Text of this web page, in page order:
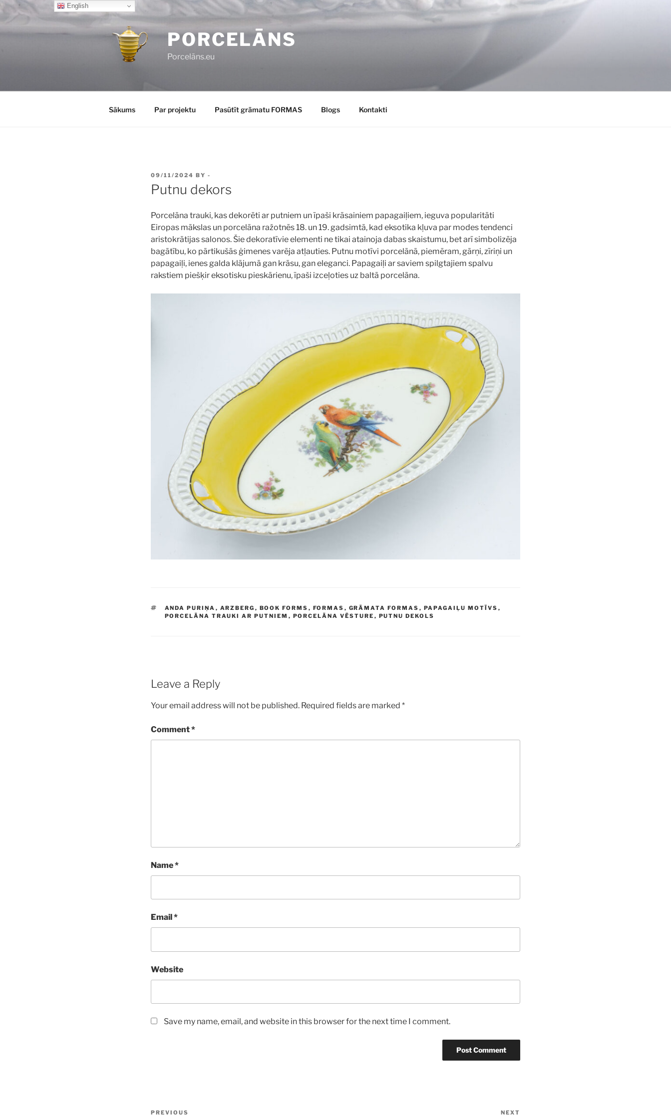
Skip
content
PORCELĀNS
Porcelāns.eu
Sākums Par projektu Pasūtīt grāmatu FORMAS Blogs Kontakti
POSTED
ON
09/11/2024 BY -
Putnu dekors
Porcelāna trauki, kas dekorēti ar putniem un īpaši krāsainiem papagaiļiem, ieguva popularitāti
Eiropas mākslas un porcelāna ražotnēs 18. un 19. gadsimtā, kad eksotika kļuva par modes tendenci
aristokrātijas salonos. Šie dekoratīvie elementi ne tikai atainoja dabas skaistumu, bet arī simbolizēja
bagātību, ko pārtikušās ģimenes varēja atļauties. Putnu motīvi porcelānā, piemēram, gārņi, zīriņi un
papagaiļi, ienes galda klājumā gan krāsu, gan eleganci. Papagaiļi ar saviem spilgtajiem spalvu
rakstiem piešķir eksotisku pieskārienu, īpaši izceļoties uz baltā porcelāna.
TAGS
ANDA PURIŅA , ARZBERG , BOOK FORMS , FORMAS , GRĀMATA FORMAS , PAPAGAIĻU MOTĪVS ,
PORCELĀNA TRAUKI AR PUTNIEM , PORCELĀNA VĒSTURE , PUTNU DEKOLS
Leave a Reply
Your email address will not be published. Required fields are marked *
Comment*
Name*
Email *
Website
Save my name, email, and website in this browser for the next time I comment.
Post
Previous
PREVIOUS NEXT
English